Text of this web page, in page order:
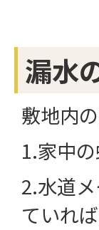
漏水
敷地内
1.家中
2.水道
ていれ